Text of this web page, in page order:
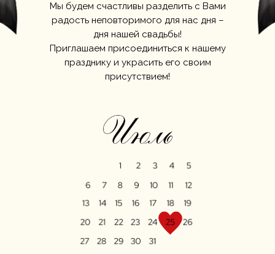
Мы будем счастливы разделить с Вами
радость неповторимого для нас дня –
дня нашей свадьбы!
Приглашаем присоединиться к нашему
празднику и украсить его своим
присутствием!